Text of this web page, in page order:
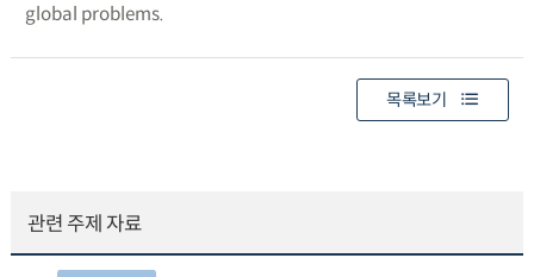
global problems.
목록보기
관련 주제 자료